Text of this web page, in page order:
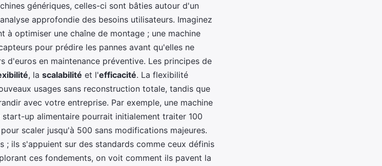
génériques, celles-ci sont bâties autour d'un
approfondie des besoins utilisateurs. Imaginez
à optimiser une chaîne de montage ; une machine
pour prédire les pannes avant qu'elles ne
d'euros en maintenance préventive. Les principes de
, la scalabilité et l'efficacité. La flexibilité
usages sans reconstruction totale, tandis que
avec votre entreprise. Par exemple, une machine
up alimentaire pourrait initialement traiter 100
scaler jusqu'à 500 sans modifications majeures.
; ils s'appuient sur des standards comme ceux définis
ces fondements, on voit comment ils pavent la